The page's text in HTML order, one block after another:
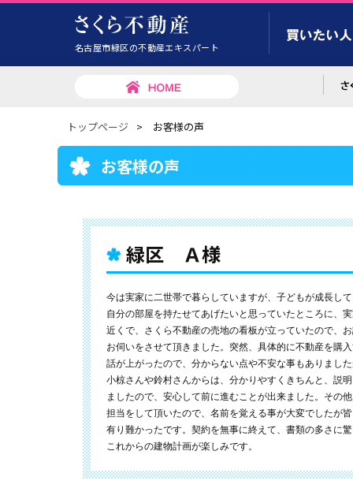
名古屋市緑区の不動産エキスパート
トップページ > お客様の声
お客様の声
緑区 Ａ様
今は実家に二世帯で暮らしていますが、子どもが成長し
自分の部屋を持たせてあげたいと思っていたところに、
近くで、さくら不動産の売地の看板が立っていたので、
お伺いをさせて頂きました。突然、具体的に不動産を購
話が上がったので、分からない点や不安な事もありまし
小椋さんや鈴村さんからは、分かりやすくきちんと、説
ましたので、安心して前に進むことが出来ました。その
担当をして頂いたので、名前を覚える事が大変でしたが
有り難かったです。契約を無事に終えて、書類の多さに
これからの建物計画が楽しみです。